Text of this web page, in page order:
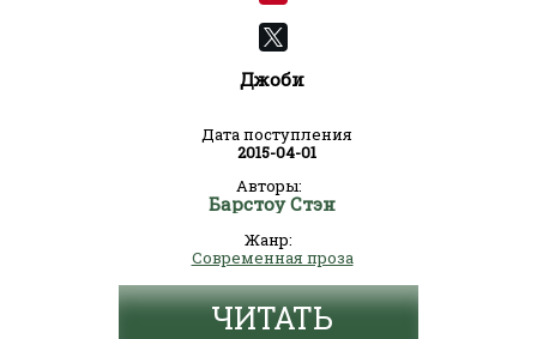
Джоби
Дата поступления
2015-04-01
Авторы:
Барстоу Стэн
Жанр:
Современная проза
ЧИТАТЬ